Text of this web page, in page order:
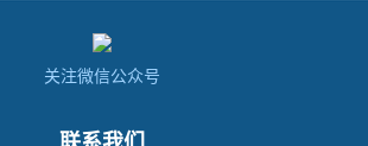
关注微信公众号